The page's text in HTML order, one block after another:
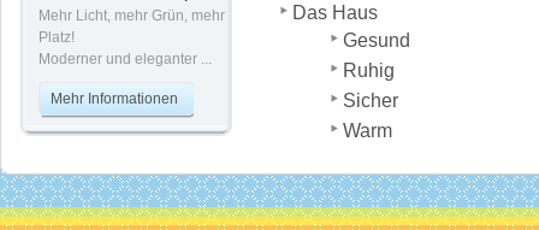
Mehr Licht, mehr Grün, mehr
Platz!
Moderner und eleganter ...
Mehr Informationen
Das Haus
Gesund
Ruhig
Sicher
Warm